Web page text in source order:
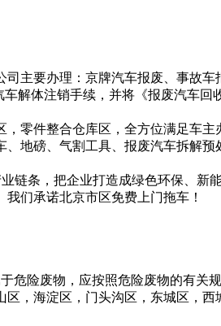
要办理：京牌汽车报废、事故车
解体注销手续，并将《报废汽车
件整合仓库区，全方位满足车主
地磅、气割工具、报废汽车拆解
条，把企业打造成绿色环保、新
们承诺北京市区免费上门拖车！
险废物，应按照危险废物的有关规
海淀区，门头沟区，东城区，西